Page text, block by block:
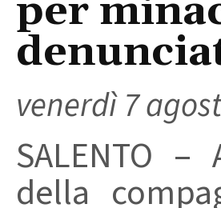
per
venerdì 7
SALENTO
della